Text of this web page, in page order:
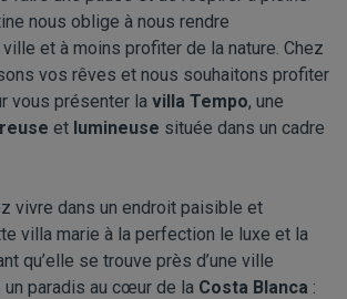
nous oblige à nous rendre
et à moins profiter de la nature. Chez
vos rêves et nous souhaitons profiter
vous présenter la villa Tempo, une
et lumineuse située dans un cadre
vivre dans un endroit paisible et
villa marie à la perfection le luxe et la
qu’elle se trouve près d’une ville
paradis au cœur de la Costa Blanca :